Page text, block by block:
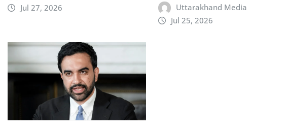
Jul 27, 2026
Uttarakhand Media
Jul 25, 2026